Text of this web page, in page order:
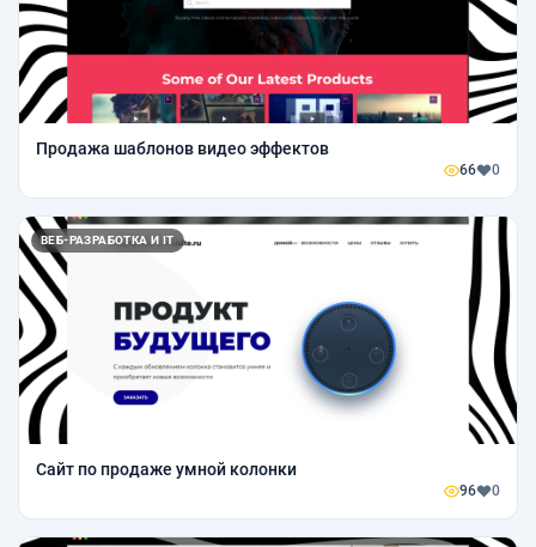
Продажа шаблонов видео эффектов
66 0
ВЕБ-РАЗРАБОТКА И IT
Сайт по продаже умной колонки
96 0